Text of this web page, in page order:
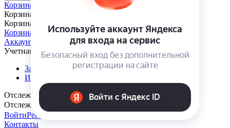
Корзина
Корзина
Корзина пуста
Корзина
Аккаунт
Учетная запись
Заказы
Избранные товары
Отслеживание заказа
Отслеживание заказа
ВойтиРегистрация
Контакты